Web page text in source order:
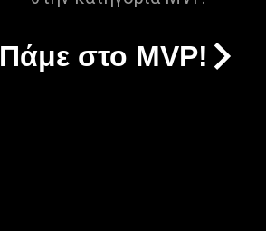
Πάμε στο MVP!